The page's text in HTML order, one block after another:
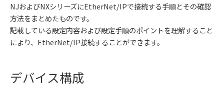
NJおよびNXシリーズにEtherNet/IPで接続する手順とその確認
方法をまとめたものです。
記載している設定内容および設定手順のポイントを理解すること
により、EtherNet/IP接続することができます。
デバイス構成